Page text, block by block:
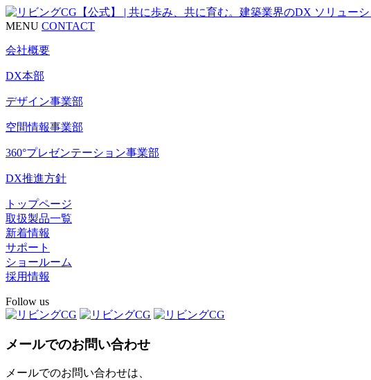
MENU CONTACT
会社概要
DX本部
デザイン事業部
空間情報事業部
360°プレゼンテーション事業部
DX推進方針
トップページ
取扱製品一覧
新着情報
サポート
ショールーム
採用情報
Follow us
メールでのお問い合わせ
メールでのお問い合わせは、